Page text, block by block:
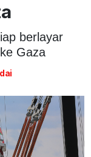
berlayar
Gaza